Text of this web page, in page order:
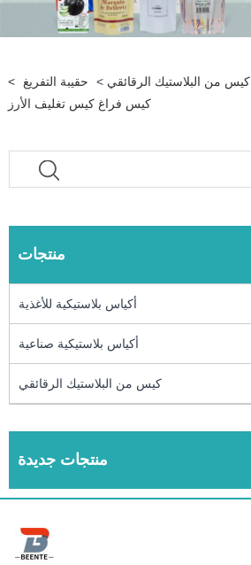
كيس من البلاستيك الرقائقي > حقيبة التفريغ
>
كيس فراغ كيس تغليف الأرز
منتجات
أكياس بلاستيكية للأغذية
أكياس بلاستيكية صناعية
كيس من البلاستيك الرقائقي
منتجات جديدة